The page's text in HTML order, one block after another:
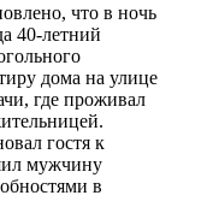
что в ночь
40-летний
дома на улице
где проживал
гостя к
мужчину
в